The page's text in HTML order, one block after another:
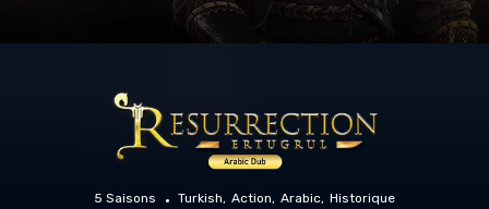
5 Saisons Turkish Action Arabic Historique